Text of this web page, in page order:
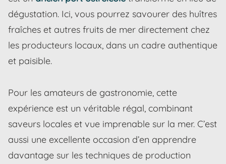
dégustation. Ici, vous pourrez savourer des huîtres
fraîches et autres fruits de mer directement chez
les producteurs locaux, dans un cadre authentique
et paisible.
Pour les amateurs de gastronomie, cette
expérience est un véritable régal, combinant
saveurs locales et vue imprenable sur la mer. C’est
aussi une excellente occasion d’en apprendre
davantage sur les techniques de production